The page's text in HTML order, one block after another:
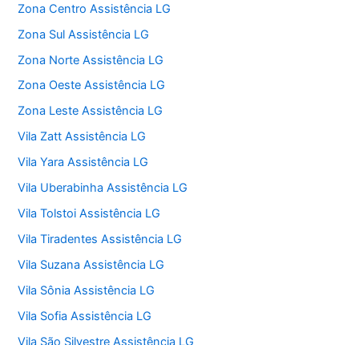
Zona Centro Assistência LG
Zona Sul Assistência LG
Zona Norte Assistência LG
Zona Oeste Assistência LG
Zona Leste Assistência LG
Vila Zatt Assistência LG
Vila Yara Assistência LG
Vila Uberabinha Assistência LG
Vila Tolstoi Assistência LG
Vila Tiradentes Assistência LG
Vila Suzana Assistência LG
Vila Sônia Assistência LG
Vila Sofia Assistência LG
Vila São Silvestre Assistência LG